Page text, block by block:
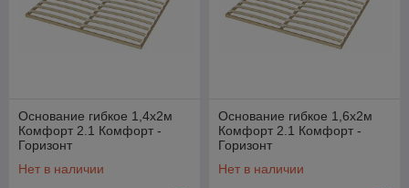
Основание гибкое 1,4х2м
Комфорт 2.1 Комфорт -
Горизонт
Нет в наличии
Основание гибкое 1,6х2м
Комфорт 2.1 Комфорт -
Горизонт
Нет в наличии